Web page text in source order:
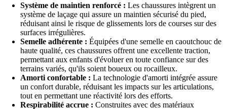
Système de maintien renforcé : Les chaussures intègrent un
système de laçage qui assure un maintien sécurisé du pied,
réduisant ainsi le risque de glissements lors de courses sur des
surfaces irrégulières.
Semelle adhérente : Équipées d'une semelle en caoutchouc de
haute qualité, ces chaussures offrent une excellente traction,
permettant aux enfants d'évoluer en toute confiance sur des
terrains variés, qu'ils soient boueux ou rocailleux.
Amorti confortable : La technologie d'amorti intégrée assure
un confort durable, réduisant les impacts sur les articulations,
tout en permettant une réactivité lors des efforts.
Respirabilité accrue : Construites avec des matériaux